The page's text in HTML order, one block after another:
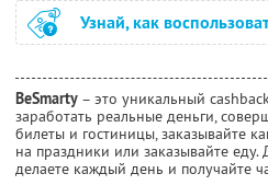
Узнай, как
BeSmarty – это уникальный
заработать реальные деньги,
билеты и гостиницы, заказывайте
на праздники или заказывайте еду.
делаете каждый день и получайте